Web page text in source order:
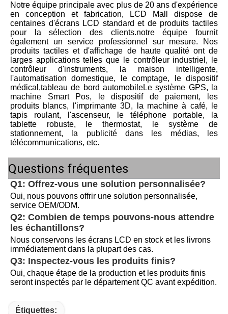
Notre équipe principale avec plus de 20 ans d'expérience
en conception et fabrication, LCD Mall dispose de
centaines d'écrans LCD standard et de produits tactiles
pour la sélection des clients.notre équipe fournit
également un service professionnel sur mesure. Nos
produits tactiles et d'affichage de haute qualité ont de
larges applications telles que le contrôleur industriel, le
contrôleur d'instruments, la maison intelligente,
l'automatisation domestique, le comptage, le dispositif
médical,tableau de bord automobileLe système GPS, la
machine Smart Pos, le dispositif de paiement, les
produits blancs, l'imprimante 3D, la machine à café, le
tapis roulant, l'ascenseur, le téléphone portable, la
tablette robuste, le thermostat, le système de
stationnement, la publicité dans les médias, les
télécommunications, etc.
Questions fréquentes
Q1: Offrez-vous une solution personnalisée?
Oui, nous pouvons offrir une solution personnalisée,
service OEM/ODM.
Q2: Combien de temps pouvons-nous attendre
les échantillons?
Nous conservons les écrans LCD en stock et les livrons
immédiatement dans la plupart des cas.
Q3: Inspectez-vous les produits finis?
Oui, chaque étape de la production et les produits finis
seront inspectés par le département QC avant expédition.
Étiquettes: